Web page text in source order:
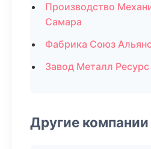
Производство
Самара
Фабрика Союз
Завод Металл
Другие компании